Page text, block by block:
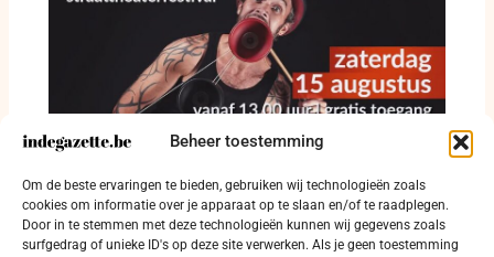
Beheer toestemming
Om de beste ervaringen te bieden, gebruiken wij technologieën zoals
cookies om informatie over je apparaat op te slaan en/of te raadplegen.
Door in te stemmen met deze technologieën kunnen wij gegevens zoals
surfgedrag of unieke ID's op deze site verwerken. Als je geen toestemming
Straattheater krijgt vrije baan op Grote Markt
in Diksmuide
8 augustus 2026